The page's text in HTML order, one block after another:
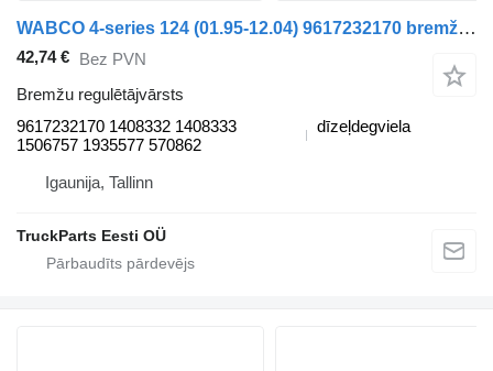
WABCO 4-series 124 (01.95-12.04) 9617232170 bremžu regulētājvārsts paredzēts Scania 4-series (1995-2006) vilcēja
42,74 € Bez PVN
Bremžu regulētājvārsts
9617232170 1408332 1408333
1506757 1935577 570862
dīzeļdegviela
Igaunija, Tallinn
TruckParts Eesti OÜ